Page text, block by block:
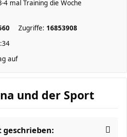
4 mal Training die Woche
Zugriffe: 16853908
auf
und der Sport
geschrieben: